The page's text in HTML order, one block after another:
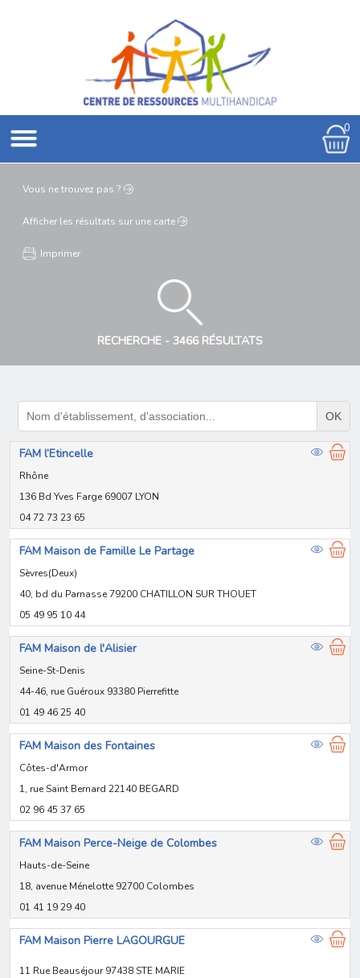
0
Vous netrouvez pas ?
Afficher les résultats sur une carte
Imprimer
RECHERCHE - 3466 RÉSULTATS
OK
FAM l’Etincelle
Rhône
136 Bd Yves Farge 69007 LYON
04 72 73 23 65
FAM Maison de Famille Le Partage
Sèvres(Deux)
40, bd du Parnasse 79200 CHATILLON SUR THOUET
05 49 95 10 44
FAM Maison de l'Alisier
Seine-St-Denis
44-46, rue Guéroux 93380 Pierrefitte
01 49 46 25 40
FAM Maison des Fontaines
Côtes-d'Armor
1, rue Saint Bernard 22140 BEGARD
02 96 45 37 65
FAM Maison Perce-Neige de Colombes
Hauts-de-Seine
18, avenue Ménelotte 92700 Colombes
01 41 19 29 40
FAM Maison Pierre LAGOURGUE
11 Rue Beauséjour 97438 STE MARIE